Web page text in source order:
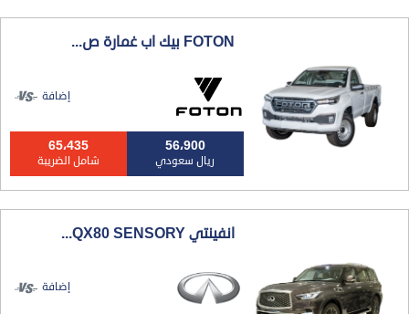
FOTON بيك اب غمارة ص...
إضافة
56،900
ريال سعودي
65،435
شامل الضريبة
انفينتي QX80 SENSORY...
إضافة